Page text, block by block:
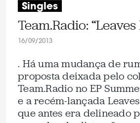
Singles
Team.Radio:
16/09/2013
. Há uma mudança de
proposta deixada pelo
Team.Radio no EP
e a recém-lançada
que antes era delineado